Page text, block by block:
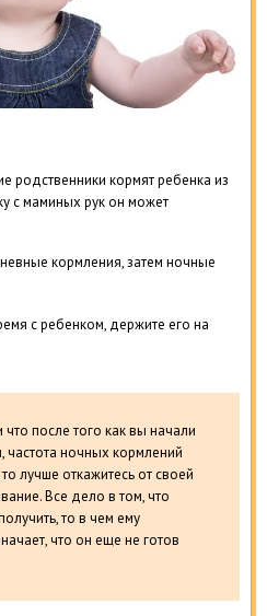
родственники кормят ребенка из
с маминых рук он может
кормления, затем ночные
с ребенком, держите его на
после того как вы начали
частота ночных кормлений
лучше откажитесь от своей
Все дело в том, что
то в чем ему
что он еще не готов